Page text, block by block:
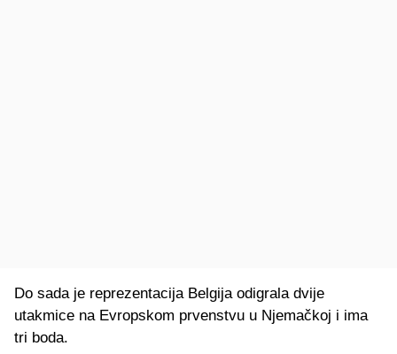
Do sada je reprezentacija Belgija odigrala dvije
utakmice na Evropskom prvenstvu u Njemačkoj i ima
tri boda.